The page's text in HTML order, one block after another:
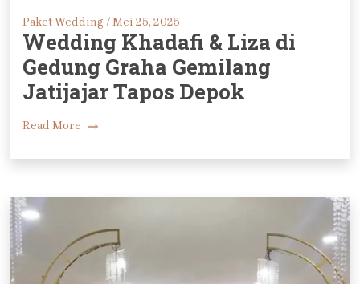
Paket Wedding /Mei 25, 2025
Wedding Khadafi & Liza di
Gedung Graha Gemilang
Jatijajar Tapos Depok
Read More